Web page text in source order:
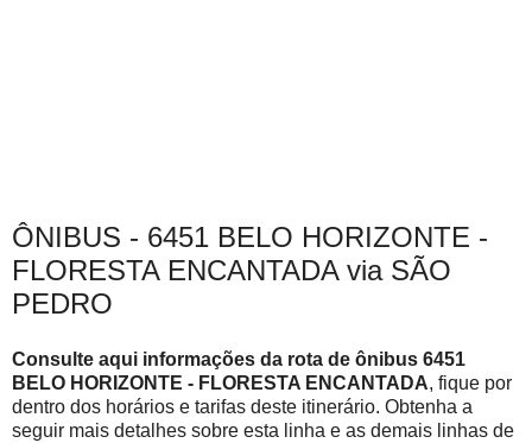
ÔNIBUS - 6451 BELO HORIZONTE -
FLORESTA ENCANTADA via SÃO
PEDRO
Consulte aqui informações da rota de ônibus 6451
BELO HORIZONTE - FLORESTA ENCANTADA, fique por
dentro dos horários e tarifas deste itinerário. Obtenha a
seguir mais detalhes sobre esta linha e as demais linhas de